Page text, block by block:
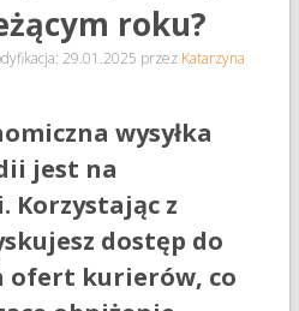
roku?
29.01.2025 przez Katarzyna
wysyłka
jest na
Korzystając z
dostęp do
ofert kurierów, co